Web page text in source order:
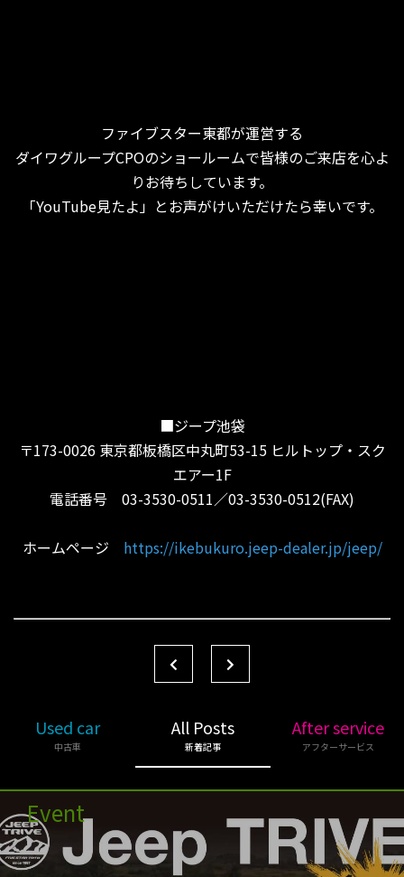
ファイブスター東都が運営する
ダイワグループCPOのショールームで皆様のご来店を心よ
りお待ちしています。
「YouTube見たよ」とお声がけいただけたら幸いです。
■ジープ池袋
〒173-0026 東京都板橋区中丸町53-15 ヒルトップ・スク
エアー1F
電話番号 03-3530-0511／03-3530-0512(FAX)
ホームページ https://ikebukuro.jeep-dealer.jp/jeep/
Used car
中古車
All Posts
新着記事
After service
アフターサービス
Event